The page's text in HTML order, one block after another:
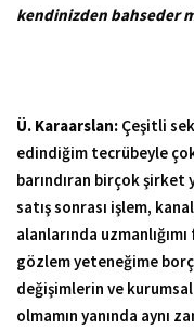
kendinizden bahseder
Ü. Karaarslan: Çeşitli
edindiğim tecrübeyle
barındıran birçok
satış sonrası işlem,
alanlarında
gözlem yeteneğime
değişimlerin ve kurumsal
olmamın yanında aynı